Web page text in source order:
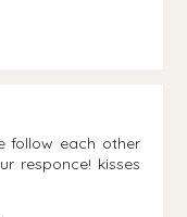
follow each other
responce! kisses